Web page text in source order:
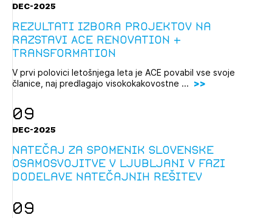
DEC-2025
Rezultati izbora projektov na
razstavi ACE Renovation &
Transformation
V prvi polovici letošnjega leta je ACE povabil vse svoje
članice, naj predlagajo visokokakovostne ...
09
DEC-2025
Natečaj za Spomenik slovenske
osamosvojitve v Ljubljani v fazi
dodelave natečajnih rešitev
09